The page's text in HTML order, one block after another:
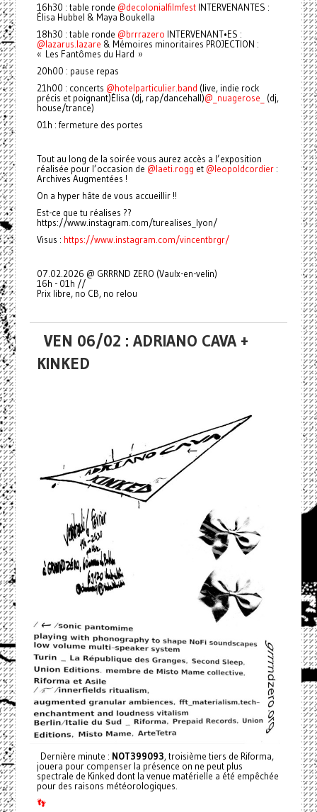
16h30 : table ronde @decolonialfilmfestINTERVENANTES :
Élisa Hubbel & Maya Boukella
18h30 : table ronde @brrrazero INTERVENANT•ES :
@lazarus.lazare & Mémoires minoritaires PROJECTION :
« Les Fantômes du Hard »
20h00 : pause repas
21h00 : concerts @hotelparticulier.band (live, indie rock
précis et poignant)Élisa (dj, rap/dancehall)@_nuagerose_
(dj,
house/trance)
01h : fermeture des portes
Tout au long de la soirée vous aurez accès a l’exposition
réalisée pour l’occasion de @laeti.rogg et @leopoldcordier:
Archives Augmentées !
On a hyper hâte de vous accueillir !!
Est-ce que tu réalises ??
https://www.instagram.com/turealises_lyon/
Visus : https://www.instagram.com/vincentbrgr/
07.02.2026 @ GRRRND ZERO (Vaulx-en-velin)
16h - 01h //
Prix libre, no CB, no relou
VEN 06/02 : ADRIANO CAVA +
KINKED
Dernière minute : NOT399093, troisième tiers de Riforma,
jouera pour compenser la présence on ne peut plus
spectrale de Kinked dont la venue matérielle a été empêchée
pour des raisons météorologiques.
👣